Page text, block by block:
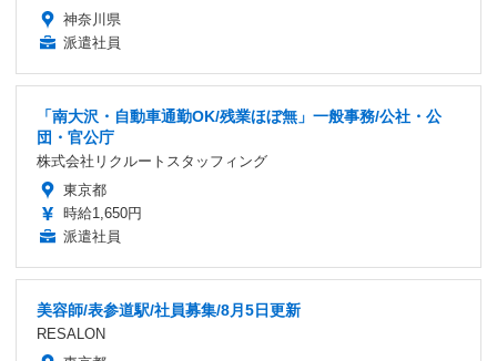
神奈川県
派遣社員
「南大沢・自動車通勤OK/残業ほぼ無」一般事務/公社・公
団・官公庁
株式会社リクルートスタッフィング
東京都
時給1,650円
派遣社員
美容師/表参道駅/社員募集/8月5日更新
RESALON